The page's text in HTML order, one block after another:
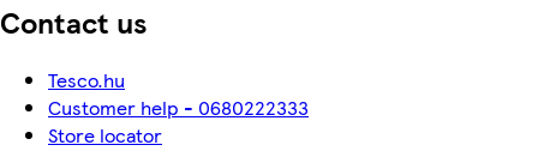
Contact us
Tesco.hu
Customer help - 0680222333
Store locator